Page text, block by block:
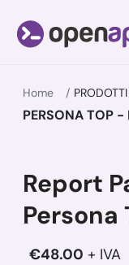
Home PRODOTTI
PERSONA TOP -
Report
Persona
€48.00 + IVA